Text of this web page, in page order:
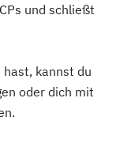
und schließt
hast, kannst du
oder dich mit